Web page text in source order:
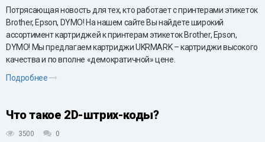
Потрясающая новость для тех, кто работает с принтерами этикеток
Brother, Epson, DYMO! На нашем сайте Вы найдете широкий
ассортимент картриджей к принтерам этикеток Brother, Epson,
DYMO! Мы предлагаем картриджи UKRMARK – картриджи высокого
качества и по вполне «демократичной» цене.
Подробнее
Что такое 2D-штрих-коды?
3500 0